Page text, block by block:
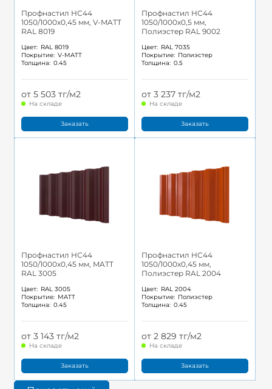
Профнастил НС44
1050/1000x0,45 мм, V-MATT
RAL 8019
Цвет: RAL 8019
Покрытие: V-MATT
Толщина: 0.45
от 5 503 тг/м2
На складе
Заказать
Профнастил НС44
1050/1000x0,5 мм,
Полиэстер RAL 9002
Цвет: RAL 7035
Покрытие: Полиэстер
Толщина: 0.5
от 3 237 тг/м2
На складе
Заказать
Профнастил НС44
1050/1000x0,45 мм, MATT
RAL 3005
Цвет: RAL 3005
Покрытие: MATT
Толщина: 0.45
от 3 143 тг/м2
На складе
Заказать
Профнастил НС44
1050/1000x0,45 мм,
Полиэстер RAL 2004
Цвет: RAL 2004
Покрытие: Полиэстер
Толщина: 0.45
от 2 829 тг/м2
На складе
Заказать